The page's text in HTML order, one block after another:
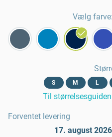
Vælg farve:
S M L
Til størrelsesguiden
Forventet levering
17. august 2026